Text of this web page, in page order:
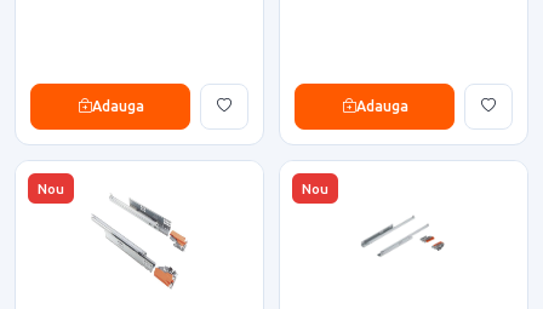
Adauga Adauga
Nou Nou